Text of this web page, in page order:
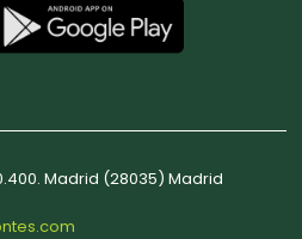
Madrid (28035) Madrid